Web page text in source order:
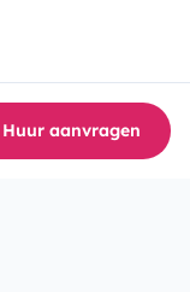
Huur aanvragen